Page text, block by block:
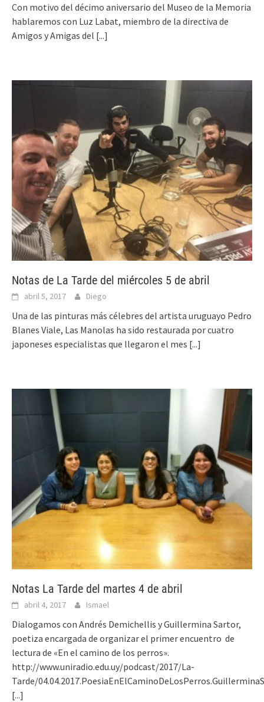
Con motivo del décimo aniversario del Museo de la Memoria
hablaremos con Luz Labat, miembro de la directiva de
Amigos y Amigas del [...]
Notas de La Tarde del miércoles 5 de abril
abril 5, 2017 Diego
Una de las pinturas más célebres del artista uruguayo Pedro
Blanes Viale, Las Manolas ha sido restaurada por cuatro
japoneses especialistas que llegaron el mes [...]
Notas La Tarde del martes 4 de abril
abril 4, 2017 Ismael
Dialogamos con Andrés Demichellis y Guillermina Sartor,
poetiza encargada de organizar el primer encuentro de
lectura de «En el camino de los perros».
http://www.uniradio.edu.uy/podcast/2017/La-
Tarde/
[...]